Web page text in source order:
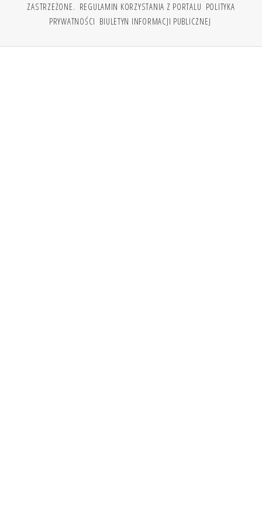
ZASTRZEŻONE. REGULAMIN KORZYSTANIA Z PORTALU POLITYKA
PRYWATNOŚCI BIULETYN INFORMACJI PUBLICZNEJ